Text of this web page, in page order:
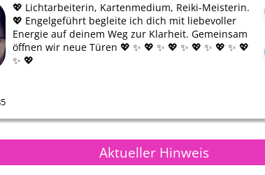
💖 Lichtarbeiterin, Kartenmedium, Reiki-Meisterin.
💖 Engelgeführt begleite ich dich mit liebevoller
Energie auf deinem Weg zur Klarheit. Gemeinsam
öffnen wir neue Türen 💖 ✨ 💖 ✨ 💖 ✨ 💖 ✨ 💖 ✨ 💖
✨ 💖
Aktueller Hinweis